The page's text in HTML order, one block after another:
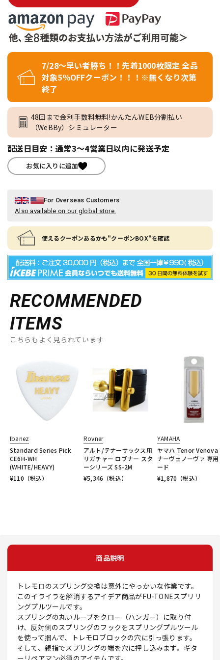
7/28～早い者勝ち！！先着1000枚限定 全品
対象5％OFFクーポン！！！※無くなり次第
終了
48回まで金利手数料無料!かんたんWEB分割払い
（WeBBy）シミュレーター
配送日目安：通常3～4営業日以内に発送予定
お気に入りに追加
For Overseas Customers
Also available on our global store.
使えるクーポンあるかも"クーポンBOX"を確認
RECOMMENDED
ITEMS
こちらもよく見られています
Ibanez
Standard Series Pick
CE6H-WH
(WHITE/HEAVY)
¥110 （税込）
Rovner
アルト/テナーサックス用
リガチャー ロブナー スタ
ーシリーズ SS-2M
¥5,346 （税込）
YAMAHA
ヤマハ Tenor Venova
ナーヴェノーヴァ 専
ード
¥1,870 （税込）
商品説明
トレモロのスプリング交換は意外にやっかいな作業です。
このイライラを解消するアイデア商品がFU-TONEスプリリ
ングプルツールです。
スプリングの丸いループをクロー（ハンガー）に取り付
け、反対側のスプリングのフックをスプリングプルツール
を使って掴んで、トレモロブロックの穴に引っ張ります。
そして、親指でスプリングの端を穴に押し込みます。ギタ